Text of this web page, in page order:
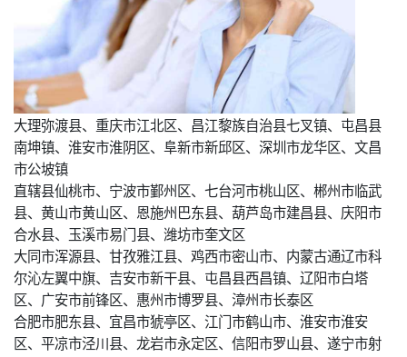
大理弥渡县、重庆市江北区、昌江黎族自治县七叉镇、屯昌县
南坤镇、淮安市淮阴区、阜新市新邱区、深圳市龙华区、文昌
市公坡镇
直辖县仙桃市、宁波市鄞州区、七台河市桃山区、郴州市临武
县、黄山市黄山区、恩施州巴东县、葫芦岛市建昌县、庆阳市
合水县、玉溪市易门县、潍坊市奎文区
大同市浑源县、甘孜雅江县、鸡西市密山市、内蒙古通辽市科
尔沁左翼中旗、吉安市新干县、屯昌县西昌镇、辽阳市白塔
区、广安市前锋区、惠州市博罗县、漳州市长泰区
合肥市肥东县、宜昌市猇亭区、江门市鹤山市、淮安市淮安
区、平凉市泾川县、龙岩市永定区、信阳市罗山县、遂宁市射